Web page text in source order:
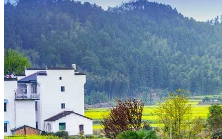
Guizhou 贵州
Hubei
Sichuan 四川
Tibet 西藏
Yunnan 云南
Circuits
Organisation
Circuits sur mesure
Nos Petits Groupes
Ambiance
Classique et incontournables
Culture & expériences
Nature et grands paysages
Famille et enfants
Trekking et aventure